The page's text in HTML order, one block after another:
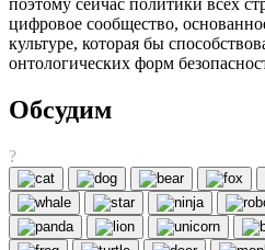
цифровое сообщество,
культуре, которая бы
онтологических форм
Обсудим
?